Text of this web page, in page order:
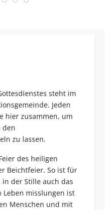
steht im
Jeden
hier zusammen, um
den
zu lassen.
des heiligen
Beichtfeier. So ist für
der Stille auch das
Leben misslungen ist
Menschen und mit